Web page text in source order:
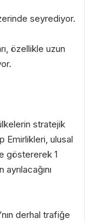
seyrediyor.
özellikle uzun
stratejik
Emirlikleri, ulusal
göstererek 1
derhal trafiğe